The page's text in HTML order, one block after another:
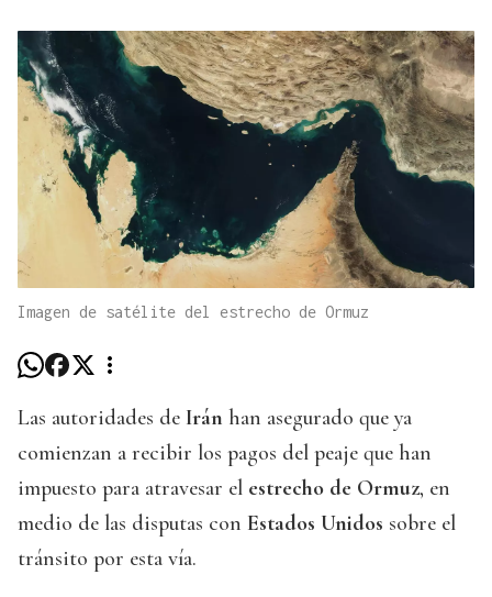
Imagen de satélite del estrecho de Ormuz
Las autoridades de Irán han asegurado que ya
comienzan a recibir los pagos del peaje que han
impuesto para atravesar el estrecho de Ormuz, en
medio de las disputas con Estados Unidos sobre el
tránsito por esta vía.